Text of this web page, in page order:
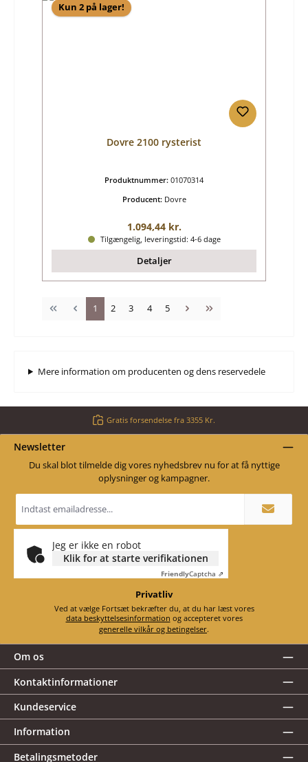
Kun 2 på lager!
Dovre 2100 rysterist
Produktnummer: 01070314
Producent: Dovre
Almindelig pris:
1.094,44 kr.
Tilgængelig, leveringstid: 4-6 dage
Detaljer
Side
1 Side
2 Side
3 Side
4 Side
5
Mere information om producenten og dens reservedele
Gratis forsendelse fra 3355 Kr.
Newsletter
Du skal blot tilmelde dig vores nyhedsbrev nu for at få nyttige
oplysninger og kampagner.
adresse
Jeg er ikke en robot
Klik for at starte verifikationen
FriendlyCaptcha ⇗
Privatliv
Ved at vælge Fortsæt bekræfter du, at du har læst vores
data beskyttelsesinformation
og accepteret vores
generelle vilkår og betingelser.
Om os
Kontaktinformationer
Kundeservice
Information
Betalingsmetoder